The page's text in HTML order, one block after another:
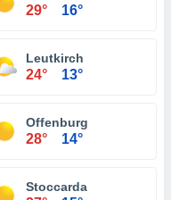
29° 16°
Leutkirch
24° 13°
Offenburg
28° 14°
Stoccarda